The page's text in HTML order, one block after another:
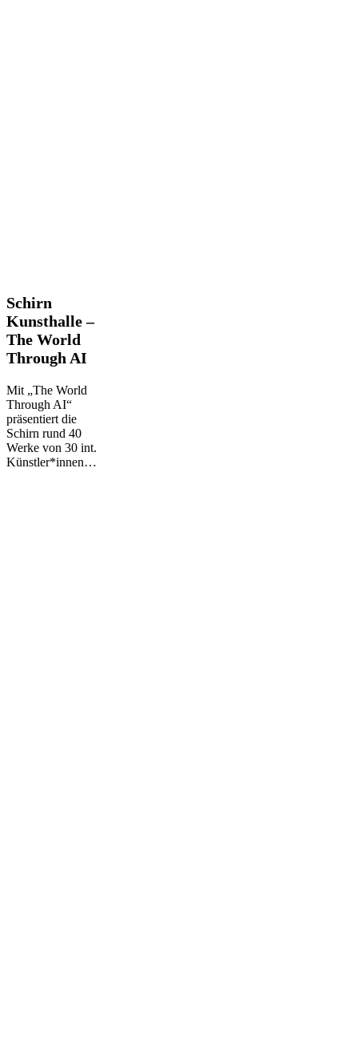
Schirn
Kunsthalle
–
The
World
AI
Schirn
Kunsthalle –
The World
Through AI
Mit „The World
Through AI“
präsentiert die
Schirn rund 40
Werke von 30 int.
Künstler*innen…